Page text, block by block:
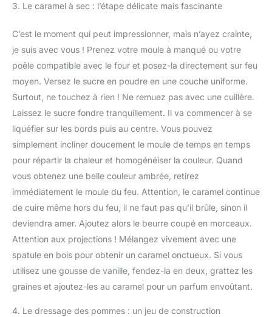
3. Le caramel à sec : l’étape délicate mais fascinante
C’est le moment qui peut impressionner, mais n’ayez crainte,
je suis avec vous ! Prenez votre moule à manqué ou votre
poêle compatible avec le four et posez-la directement sur feu
moyen. Versez le sucre en poudre en une couche uniforme.
Surtout, ne touchez à rien ! Ne remuez pas avec une cuillère.
Laissez le sucre fondre tranquillement. Il va commencer à se
liquéfier sur les bords puis au centre. Vous pouvez
simplement incliner doucement le moule de temps en temps
pour répartir la chaleur et homogénéiser la couleur. Quand
vous obtenez une belle couleur ambrée, retirez
immédiatement le moule du feu. Attention, le caramel continue
de cuire même hors du feu, il ne faut pas qu’il brûle, sinon il
deviendra amer. Ajoutez alors le beurre coupé en morceaux.
Attention aux projections ! Mélangez vivement avec une
spatule en bois pour obtenir un caramel onctueux. Si vous
utilisez une gousse de vanille, fendez-la en deux, grattez les
graines et ajoutez-les au caramel pour un parfum envoûtant.
4. Le dressage des pommes : un jeu de construction